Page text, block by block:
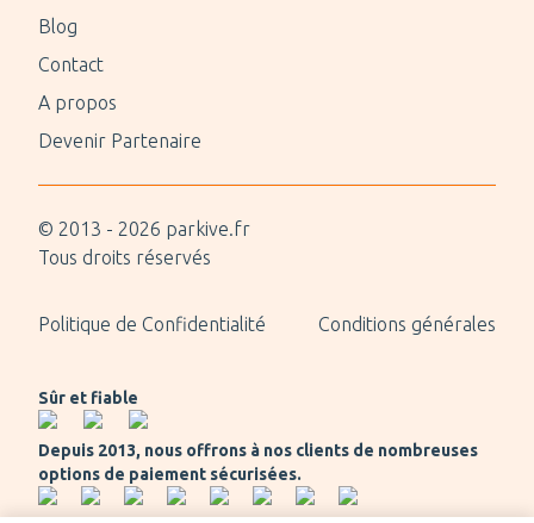
Blog
Contact
A propos
Devenir Partenaire
© 2013 - 2026 parkive.fr
Tous droits réservés
Politique de Confidentialité Conditions générales
Sûr et fiable
Depuis 2013, nous offrons à nos clients de nombreuses
options de paiement sécurisées.